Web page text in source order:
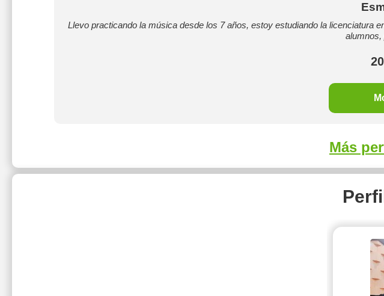
Llevo practicando la música desde los 7 años, estoy estudiando la licenciatura
alumnos,
Más